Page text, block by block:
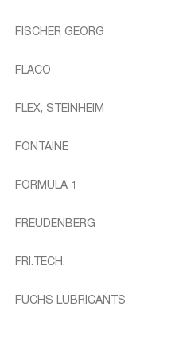
FISCHER GEORG
FLACO
FLEX, STEINHEIM
FONTAINE
FORMULA 1
FREUDENBERG
FRI.TECH.
FUCHS LUBRICANTS